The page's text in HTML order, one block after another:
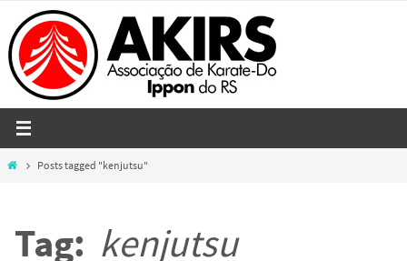
to
content
HomePosts tagged "kenjutsu"
Tag: kenjutsu